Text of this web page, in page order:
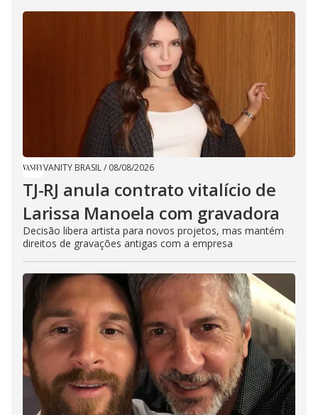
VANITY BRASIL/ 08/08/2026
TJ-RJ anula contrato vitalício de
Larissa Manoela com gravadora
Decisão libera artista para novos projetos, mas mantém
direitos de gravações antigas com a empresa